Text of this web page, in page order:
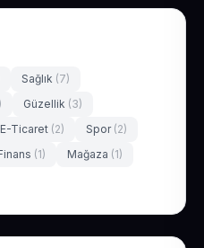
Sağlık (7)
Güzellik (3)
E-Ticaret (2) Spor (2)
(1) Mağaza (1)